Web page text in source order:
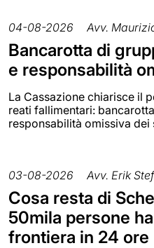
04-08-2026 Avv.
Bancarotta di
e responsabilità
La Cassazione chiarisce il
reati fallimentari:
responsabilità omissiva dei
03-08-2026 Avv. Erik
Cosa resta di
50mila persone
frontiera in 24 ore